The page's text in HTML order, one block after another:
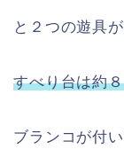
と２つの遊具
すべり台は約
ブランコが付